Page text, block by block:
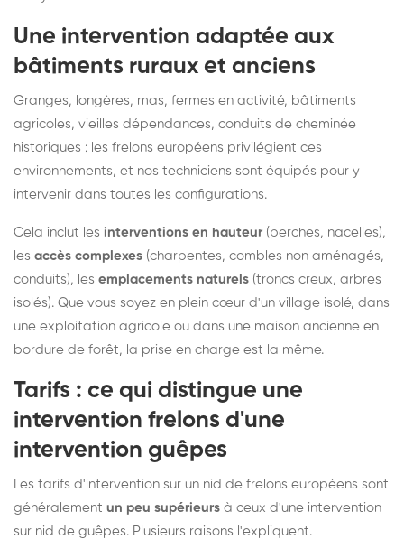
Une intervention adaptée aux
bâtiments ruraux et anciens
Granges, longères, mas, fermes en activité, bâtiments
agricoles, vieilles dépendances, conduits de cheminée
historiques : les frelons européens privilégient ces
environnements, et nos techniciens sont équipés pour y
intervenir dans toutes les configurations.
Cela inclut les interventions en hauteur (perches, nacelles),
les accès complexes (charpentes, combles non aménagés,
conduits), les emplacements naturels (troncs creux, arbres
isolés). Que vous soyez en plein cœur d'un village isolé, dans
une exploitation agricole ou dans une maison ancienne en
bordure de forêt, la prise en charge est la même.
Tarifs : ce qui distingue une
intervention frelons d'une
intervention guêpes
Les tarifs d'intervention sur un nid de frelons européens sont
généralement un peu supérieurs à ceux d'une intervention
sur nid de guêpes. Plusieurs raisons l'expliquent.